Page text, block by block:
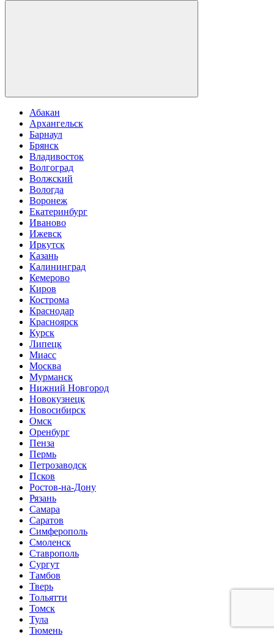
Абакан
Архангельск
Барнаул
Брянск
Владивосток
Волгоград
Волжский
Вологда
Воронеж
Екатеринбург
Иваново
Ижевск
Иркутск
Казань
Калининград
Кемерово
Киров
Кострома
Краснодар
Красноярск
Курск
Липецк
Миасс
Москва
Мурманск
Нижний Новгород
Новокузнецк
Новосибирск
Омск
Оренбург
Пенза
Пермь
Петрозаводск
Псков
Ростов-на-Дону
Рязань
Самара
Саратов
Симферополь
Смоленск
Ставрополь
Сургут
Тамбов
Тверь
Тольятти
Томск
Тула
Тюмень